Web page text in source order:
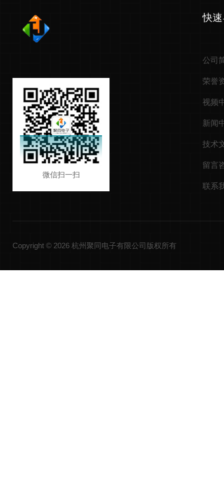
微信扫一扫
快
公司
荣誉
视频
新闻
技术
留言
联系
Copyright © 2026 杭州聚同电子有限公司版权所有